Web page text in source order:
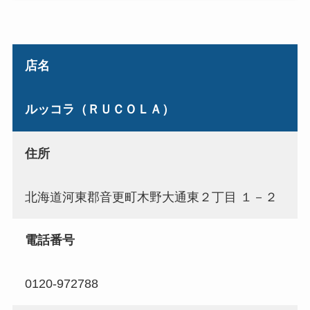
店名
ルッコラ（ＲＵＣＯＬＡ）
住所
北海道河東郡音更町木野大通東２丁目 １－２
電話番号
0120-972788